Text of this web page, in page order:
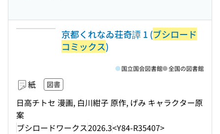
京都くれなゐ荘奇譚 1 (ブシロード
コミックス)
紙 図書
日高チトセ 漫画, 白川紺子 原作, げみ キャラクター原
案
ブシロードワークス2026.3<Y84-R35407>
国立国会図書館 全国の図書館